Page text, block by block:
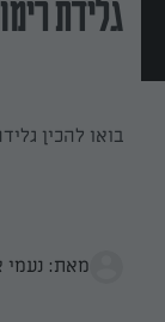
גלידת
בואו להכין
מאת: נעמי